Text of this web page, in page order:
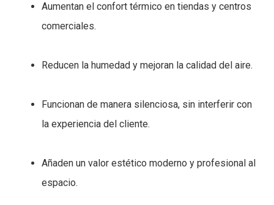
Aumentan el confort térmico en tiendas y centros
comerciales.
Reducen la humedad y mejoran la calidad del aire.
Funcionan de manera silenciosa, sin interferir con
la experiencia del cliente.
Añaden un valor estético moderno y profesional al
espacio.